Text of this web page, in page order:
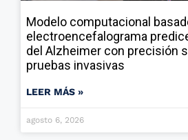
Modelo computacional
electroencefalograma
del Alzheimer con precisión
pruebas invasivas
LEER MÁS »
agosto 6, 2026